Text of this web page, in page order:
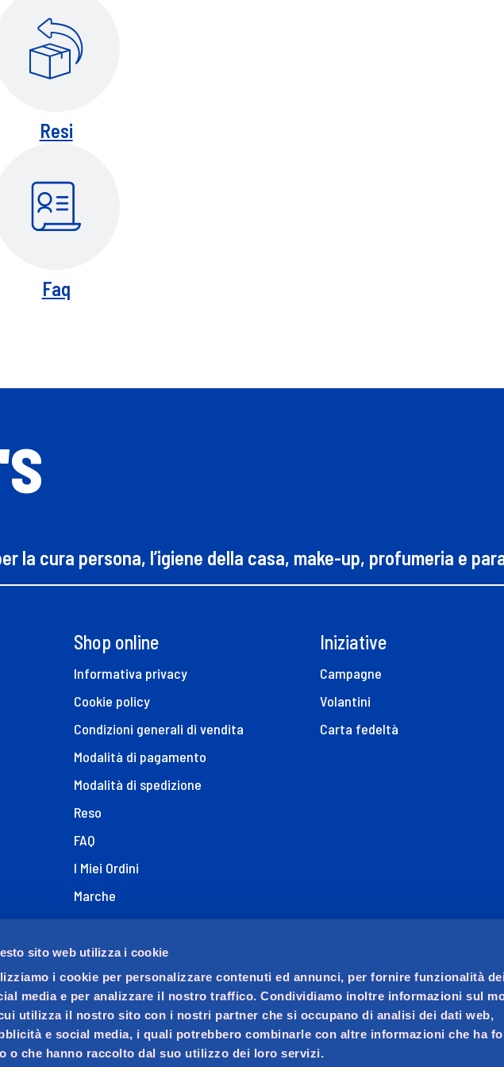
sito web utilizza i cookie
i cookie per personalizzare contenuti ed annunci, per fornire funzionalità
media e per analizzare il nostro traffico. Condividiamo inoltre informazioni sul
utilizza il nostro sito con i nostri partner che si occupano di analisi dei dati web,
e social media, i quali potrebbero combinarle con altre informazioni che ha
o che hanno raccolto dal suo utilizzo dei loro servizi.
Resi
Faq
la cura persona, l’igiene della casa, make-up, profumeria e
Shop online
Informativa privacy
Cookie policy
Condizioni generali di vendita
Modalità di pagamento
Modalità di spedizione
Reso
FAQ
I Miei Ordini
Marche
Dichiarazione di Accessibilità
Iniziative
Campagne
Volantini
Carta fedeltà
ORGANIZZATO S.p.A. con socio unico. Società soggetta a direzione e coordinamento